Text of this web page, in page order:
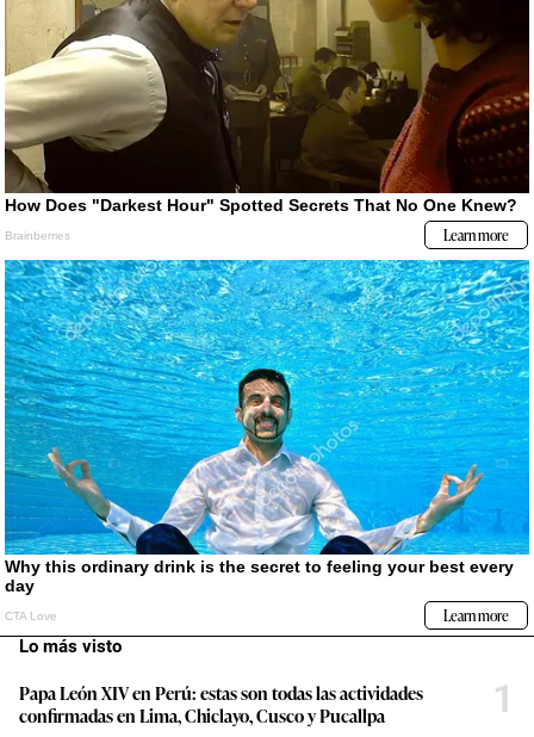
Lo más visto
Papa León XIV en Perú: estas son todas las actividades
confirmadas en Lima, Chiclayo, Cusco y Pucallpa
1